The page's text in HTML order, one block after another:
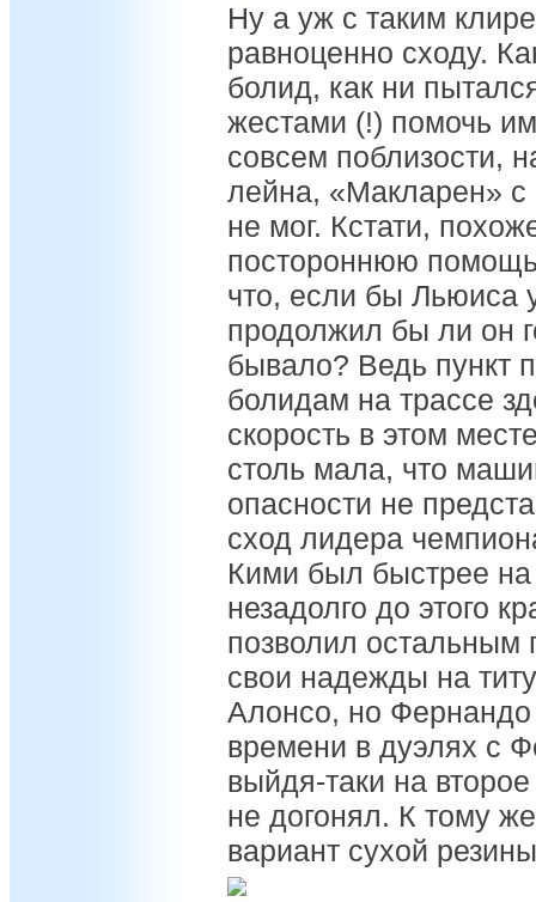
Ну а уж с таким
равноценно сходу.
болид, как ни
жестами (!) помочь
совсем поблизости,
лейна, «Макларен» с
не мог. Кстати,
постороннюю
что, если бы Льюиса
продолжил бы ли он
бывало? Ведь пункт
болидам на трассе
скорость в этом
столь мала, что
опасности не
сход лидера
Кими был быстрее
незадолго до этого
позволил остальным
свои надежды на
Алонсо, но
времени в дуэлях с
выйдя-таки на
не догонял. К тому
вариант сухой